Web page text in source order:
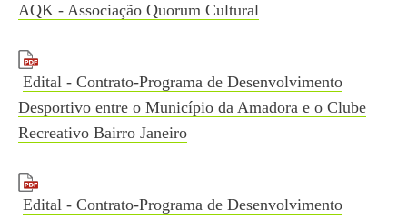
AQK - Associação Quorum Cultural
Edital - Contrato-Programa de Desenvolvimento
Desportivo entre o Município da Amadora e o Clube
Recreativo Bairro Janeiro
Edital - Contrato-Programa de Desenvolvimento